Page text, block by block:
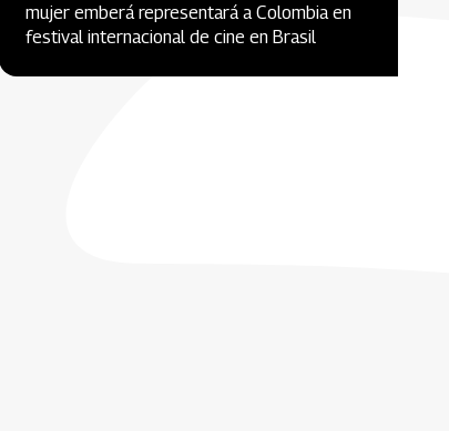
mujer emberá representará a Colombia en
festival internacional de cine en Brasil